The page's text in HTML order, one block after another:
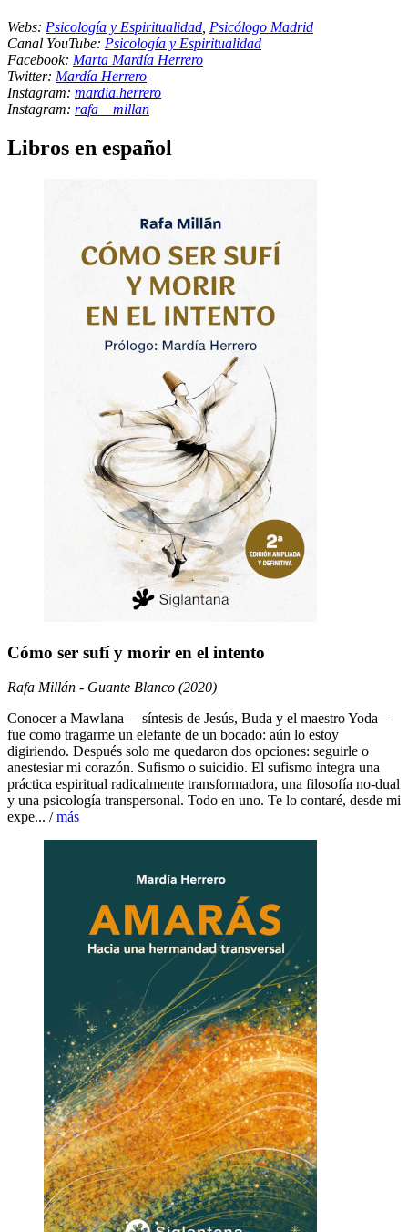
Webs: Psicología y Espiritualidad Psicólogo Madrid
Canal YouTube: Psicología y Espiritualidad
Facebook: Marta Mardía Herrero
Twitter: Mardía Herrero
Instagram: mardia.herrero
Instagram: rafa__millan
Libros en español
Cómo ser sufí y morir en el intento
Rafa Millán - Guante Blanco (2020)
Conocer a Mawlana —síntesis de Jesús, Buda y el maestro Yoda—
fue como tragarme un elefante de un bocado: aún lo estoy
digiriendo. Después solo me quedaron dos opciones: seguirle o
anestesiar mi corazón. Sufismo o suicidio. El sufismo integra una
práctica espiritual radicalmente transformadora, una filosofía no-dual
y una psicología transpersonal. Todo en uno. Te lo contaré, desde mi
expe... /más